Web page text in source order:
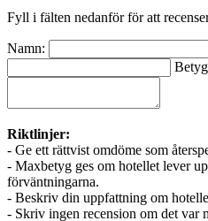
Fyll i fälten nedanför för att
Namn:
Riktlinjer:
- Ge ett rättvist omdöme som
- Maxbetyg ges om hotellet lever
förväntningarna.
- Beskriv din uppfattning om
- Skriv ingen recension om det var